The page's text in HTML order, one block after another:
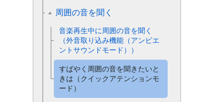
周囲の音を聞く
音楽再生中に周囲の音を聞く
（外音取り込み機能（アンビエ
ントサウンドモード））
すばやく周囲の音を聞きたいと
きは（クイックアテンションモ
ード）